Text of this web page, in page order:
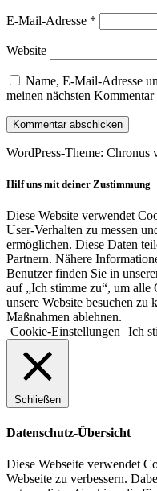
E-Mail-Adresse *
Website
Name, E-Mail-Adresse
meinen nächsten Kommentar
WordPress-Theme: Chronus
Hilf uns mit deiner Zustimmung
Diese Website verwendet
User-Verhalten zu messen
ermöglichen. Diese Daten
Partnern. Nähere
Benutzer finden Sie in
auf „Ich stimme zu“, um alle
unsere Website besuchen
Maßnahmen ablehnen.
Cookie-Einstellungen
Ich
Schließen
Datenschutz-Übersicht
Diese Webseite verwendet
Webseite zu verbessern.